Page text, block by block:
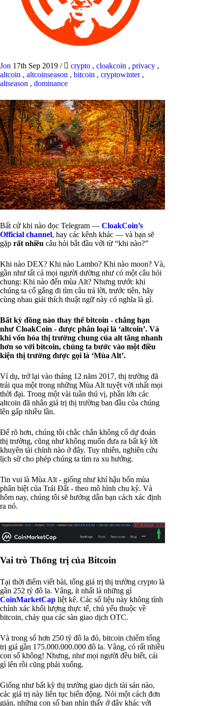
Jon 17th Sep 2019 / crypto , cloakcoin , privacy ,
altcoin , altcoinseason , bitcoin , cryptowinter,
altseason , dominance
Bất cứ khi nào đọc Telegram — CloakCoin’s
Official channel, hay các kênh khác — và bạn sẽ
gặp rất nhiều câu hỏi bắt đầu với từ “khi nào?”
Khi nào DEX? Khi nào Lambo? Khi nào moon? Và,
gần như tất cả mọi người dường như có một câu hỏi
chung: Khi nào đến mùa Alt? Nhưng trước khi
chúng ta cố gắng đi tìm câu trả lời, trước tiên, hãy
cùng nhau giải thích thuật ngữ này có nghĩa là gì.
Bất kỳ đồng nào thay thế bitcoin - chẳng hạn
như CloakCoin - được phân loại là ‘altcoin’. Và
khi vốn hóa thị trường chung của alt tăng nhanh
hơn so với bitcoin, chúng ta bước vào một điều
kiện thị trường được gọi là ‘Mùa Alt’.
Ví dụ, trở lại vào tháng 12 năm 2017, thị trường đã
trải qua một trong những Mùa Alt tuyệt vời nhất mọi
thời đại. Trong một vài tuần thú vị, phần lớn các
altcoin đã nhân giá trị thị trường ban đầu của chúng
lên gấp nhiều lần.
Để rõ hơn, chúng tôi chắc chắn không cố dự đoán
thị trường, cũng như không muốn đưa ra bất kỳ lời
khuyên tài chính nào ở đây. Tuy nhiên, nghiên cứu
lịch sử cho phép chúng ta tìm ra xu hướng.
Tin vui là Mùa Alt - giống như khí hậu bốn mùa
phân biệt của Trái Đất - theo mô hình chu kỳ. Và
hôm nay, chúng tôi sẽ hướng dẫn bạn cách xác định
ra nó.
Vai trò Thống trị của Bitcoin
Tại thời điểm viết bài, tổng giá trị thị trường crypto là
gần 252 tỷ đô la. Vâng, ít nhất là những gì
CoinMarketCap liệt kê. Các số liệu này không tính
chính xác khối lượng thực tế, chủ yếu thuộc về
bitcoin, chảy qua các sàn giao dịch OTC.
Và trong số hơn 250 tỷ đô la đó, bitcoin chiếm tổng
trị giá gần 175.000.000.000 đô la. Vâng, có rất nhiều
con số không! Nhưng, như mọi người đều biết, cái
gì lên rồi cũng phải xuống.
Giống như bất kỳ thị trường giao dịch tài sản nào,
các giá trị này liên tục biến động. Nói một cách đơn
giản, những con số bạn nhìn thấy ở đây khác với